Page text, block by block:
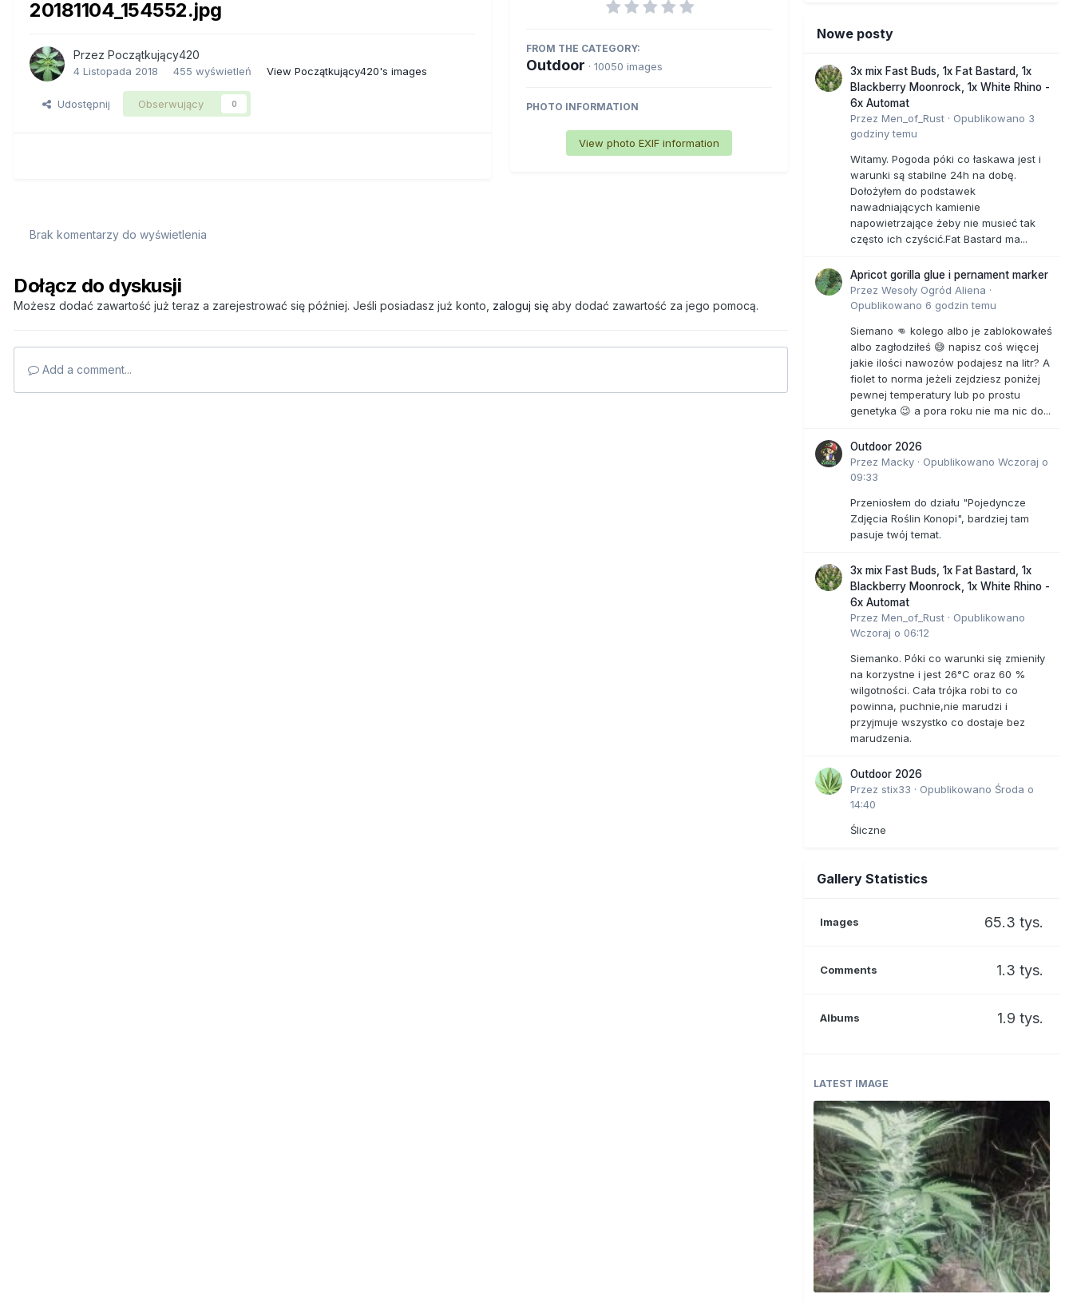
20181104_154552.jpg
Przez Początkujący420
4 Listopada 2018 455 wyświetleń View Początkujący420's images
Udostępnij Obserwujący 0
FROM THE CATEGORY:
Outdoor · 10050 images
PHOTO INFORMATION
View photo EXIF information
Brak komentarzy do wyświetlenia
Dołącz do dyskusji
Możesz dodać zawartość już teraz a zarejestrować się później. Jeśli posiadasz już konto, zaloguj się aby dodać zawartość za jego pomocą.
Add a comment...
Nowe posty
3x mix Fast Buds, 1x Fat Bastard, 1x
Blackberry Moonrock, 1x White Rhino -
6x Automat
Przez Men_of_Rust · Opublikowano 3
godziny temu
Witamy. Pogoda póki co łaskawa jest i
warunki są stabilne 24h na dobę.
Dołożyłem do podstawek
nawadniających kamienie
napowietrzające żeby nie musieć tak
często ich czyścić.Fat Bastard ma...
Apricot gorilla glue i pernament marker
Przez Wesoły Ogród Aliena ·
Opublikowano 6 godzin temu
Siemano 👊 kolego albo je zablokowałeś
albo zagłodziłeś 😅 napisz coś więcej
jakie ilości nawozów podajesz na litr? A
fiolet to norma jeżeli zejdziesz poniżej
pewnej temperatury lub po prostu
genetyka 😉 a pora roku nie ma nic do...
Outdoor 2026
Przez Macky · Opublikowano Wczoraj o
09:33
Przeniosłem do działu "Pojedyncze
Zdjęcia Roślin Konopi", bardziej tam
pasuje twój temat.
3x mix Fast Buds, 1x Fat Bastard, 1x
Blackberry Moonrock, 1x White Rhino -
6x Automat
Przez Men_of_Rust · Opublikowano
Wczoraj o 06:12
Siemanko. Póki co warunki się zmieniły
na korzystne i jest 26°C oraz 60 %
wilgotności. Cała trójka robi to co
powinna, puchnie,nie marudzi i
przyjmuje wszystko co dostaje bez
marudzenia.
Outdoor 2026
Przez stix33 · Opublikowano Środa o
14:40
Śliczne
Gallery Statistics
Images 65.3 tys.
Comments 1.3 tys.
Albums 1.9 tys.
LATEST IMAGE